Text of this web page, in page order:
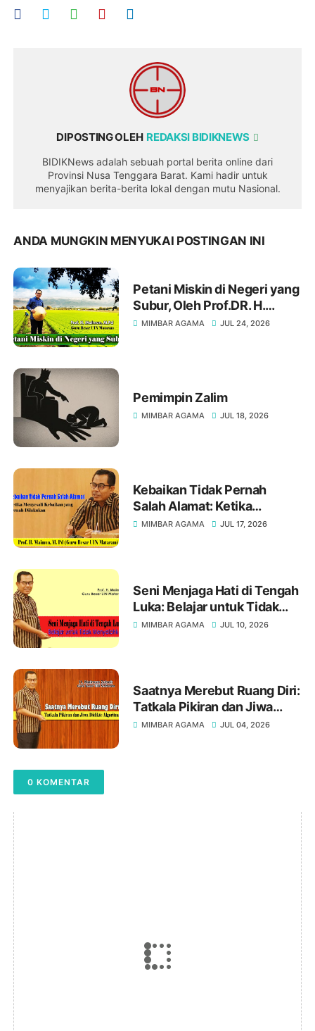
DIPOSTING OLEH REDAKSI BIDIKNEWS
BIDIKNews adalah sebuah portal berita online dari
Provinsi Nusa Tenggara Barat. Kami hadir untuk
menyajikan berita-berita lokal dengan mutu Nasional.
ANDA MUNGKIN MENYUKAI POSTINGAN INI
Petani Miskin di Negeri yang
Subur, Oleh Prof.DR. H.
Maimun, M. Pd
MIMBAR AGAMA JUL 24, 2026
Pemimpin Zalim
MIMBAR AGAMA JUL 18, 2026
Kebaikan Tidak Pernah
Salah Alamat: Ketika
Menyesali Kebaikan yang
MIMBAR AGAMA JUL 17, 2026
Seni Menjaga Hati di Tengah
Luka: Belajar untuk Tidak
Menyalahkan, Oleh Prof. H.
MIMBAR AGAMA JUL 10, 2026
Saatnya Merebut Ruang Diri:
Tatkala Pikiran dan Jiwa
Didikte Algoritma Oleh Prof.
MIMBAR AGAMA JUL 04, 2026
0 KOMENTAR